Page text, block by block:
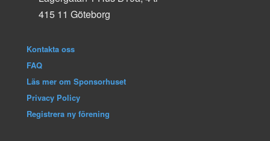
415 11 Göteborg
Kontakta oss
FAQ
Läs mer om Sponsorhuset
Privacy Policy
Registrera ny förening